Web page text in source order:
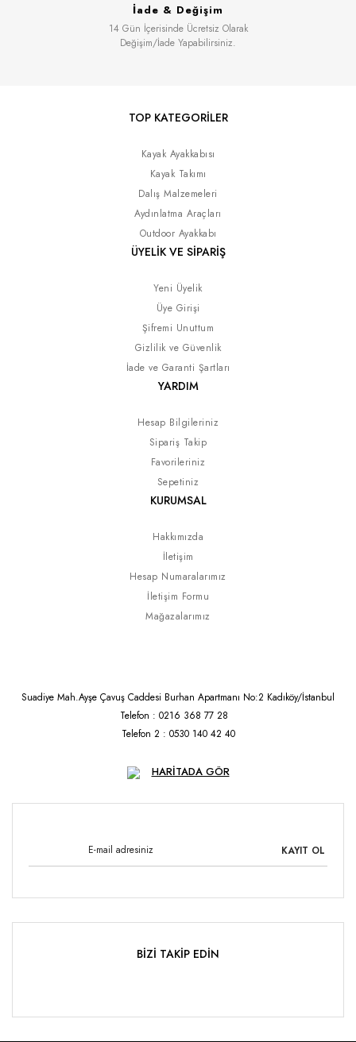
İade & Değişim
14 Gün İçerisinde Ücretsiz Olarak
Değişim/İade Yapabilirsiniz.
TOP KATEGORİLER
Kayak Ayakkabısı
Kayak Takımı
Dalış Malzemeleri
Aydınlatma Araçları
Outdoor Ayakkabı
ÜYELİK VE SİPARİŞ
Yeni Üyelik
Üye Girişi
Şifremi Unuttum
Gizlilik ve Güvenlik
İade ve Garanti Şartları
YARDIM
Hesap Bilgileriniz
Sipariş Takip
Favorileriniz
Sepetiniz
KURUMSAL
Hakkımızda
İletişim
Hesap Numaralarımız
İletişim Formu
Mağazalarımız
Suadiye Mah.Ayşe Çavuş Caddesi Burhan Apartmanı No:2 Kadıköy/İstanbul
Telefon : 0216 368 77 28
Telefon 2 : 0530 140 42 40
HARİTADA GÖR
KAYIT OL
BİZİ TAKİP EDİN